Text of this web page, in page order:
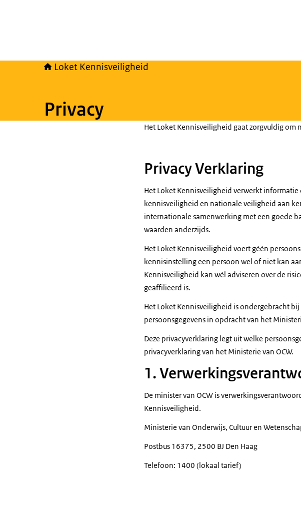
Loket Kennisveiligheid
Privacy
Het Loket Kennisveiligheid gaat zorgvuldig om
Privacy Verklaring
Het Loket Kennisveiligheid verwerkt
kennisveiligheid en nationale veiligheid aan
internationale samenwerking met een goede
waarden anderzijds.
Het Loket Kennisveiligheid voert géén
kennisinstelling een persoon wel of niet kan
Kennisveiligheid kan wél adviseren over de
geaffilieerd is.
Het Loket Kennisveiligheid is ondergebracht
persoonsgegevens in opdracht van het
Deze privacyverklaring legt uit welke
privacyverklaring van het Ministerie van OCW.
1.
De minister van OCW is
Kennisveiligheid.
Ministerie van Onderwijs, Cultuur en
Postbus 16375, 2500 BJ Den Haag
Telefoon: 1400 (lokaal tarief)